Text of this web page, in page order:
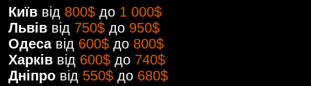
Київ від 800$ до 1 000$
Львів від 750$ до 950$
Одесавід 600$ до 800$
Харків від 600$ до 740$
Дніпро від 550$ до 680$